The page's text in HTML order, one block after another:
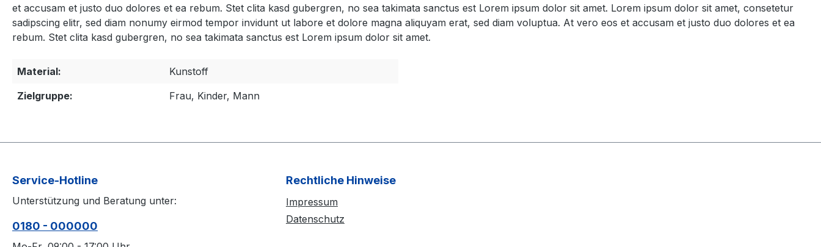
et accusam et justo duo dolores et ea rebum. Stet clita kasd gubergren, no sea takimata sanctus est Lorem ipsum dolor sit amet. Lorem ipsum dolor sit amet, consetetur
sadipscing elitr, sed diam nonumy eirmod tempor invidunt ut labore et dolore magna aliquyam erat, sed diam voluptua. At vero eos et accusam et justo duo dolores et ea
rebum. Stet clita kasd gubergren, no sea takimata sanctus est Lorem ipsum dolor sit amet.
Material:
Kunstoff
Zielgruppe:
Frau, Kinder, Mann
Service-Hotline
Unterstützung und Beratung unter:
0180 - 000000
Rechtliche Hinweise
Impressum
Datenschutz